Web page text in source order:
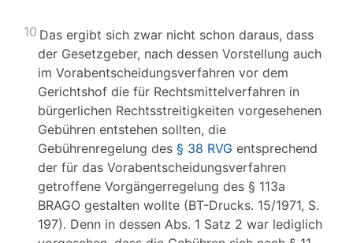
10 Das ergibt sich zwar nicht schon daraus, dass
der Gesetzgeber, nach dessen Vorstellung auch
im Vorabentscheidungsverfahren vor dem
Gerichtshof die für Rechtsmittelverfahren in
bürgerlichen Rechtsstreitigkeiten vorgesehenen
Gebühren entstehen sollten, die
Gebührenregelung des § 38 RVG entsprechend
der für das Vorabentscheidungsverfahren
getroffene Vorgängerregelung des § 113a
BRAGO gestalten wollte (BT-Drucks. 15/1971, S.
197). Denn in dessen Abs. 1 Satz 2 war lediglich